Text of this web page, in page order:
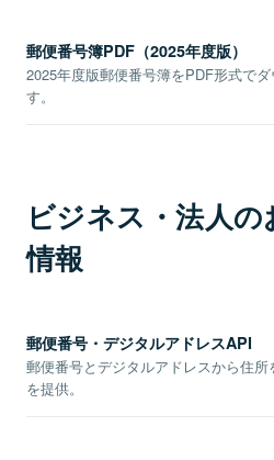
郵便番号簿PDF（2025年度版）
2025年度版郵便番号簿をPDF形式で
す。
ビジネス・法人
情報
郵便番号・デジタルアドレスAPI
郵便番号とデジタルアドレスから住
を提供。